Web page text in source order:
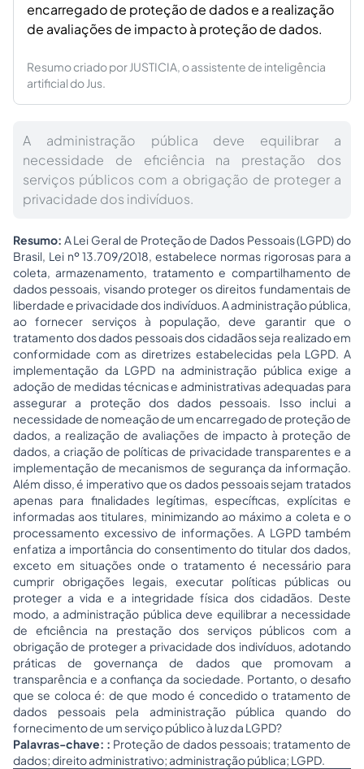
encarregado de proteção de dados e a realização
de avaliações de impacto à proteção de dados.
Resumo criado por JUSTICIA, o assistente de inteligência
artificial do Jus.
A administração pública deve equilibrar a
necessidade de eficiência na prestação dos
serviços públicos com a obrigação de proteger a
privacidade dos indivíduos.
Resumo: A Lei Geral de Proteção de Dados Pessoais (LGPD) do
Brasil, Lei nº 13.709/2018, estabelece normas rigorosas para a
coleta, armazenamento, tratamento e compartilhamento de
dados pessoais, visando proteger os direitos fundamentais de
liberdade e privacidade dos indivíduos. A administração pública,
ao fornecer serviços à população, deve garantir que o
tratamento dos dados pessoais dos cidadãos seja realizado em
conformidade com as diretrizes estabelecidas pela LGPD. A
implementação da LGPD na administração pública exige a
adoção de medidas técnicas e administrativas adequadas para
assegurar a proteção dos dados pessoais. Isso inclui a
necessidade de nomeação de um encarregado de proteção de
dados, a realização de avaliações de impacto à proteção de
dados, a criação de políticas de privacidade transparentes e a
implementação de mecanismos de segurança da informação.
Além disso, é imperativo que os dados pessoais sejam tratados
apenas para finalidades legítimas, específicas, explícitas e
informadas aos titulares, minimizando ao máximo a coleta e o
processamento excessivo de informações. A LGPD também
enfatiza a importância do consentimento do titular dos dados,
exceto em situações onde o tratamento é necessário para
cumprir obrigações legais, executar políticas públicas ou
proteger a vida e a integridade física dos cidadãos. Deste
modo, a administração pública deve equilibrar a necessidade
de eficiência na prestação dos serviços públicos com a
obrigação de proteger a privacidade dos indivíduos, adotando
práticas de governança de dados que promovam a
transparência e a confiança da sociedade. Portanto, o desafio
que se coloca é: de que modo é concedido o tratamento de
dados pessoais pela administração pública quando do
fornecimento de um serviço público à luz da LGPD?
Palavras-chave: : Proteção de dados pessoais; tratamento de
dados; direito administrativo; administração pública; LGPD.